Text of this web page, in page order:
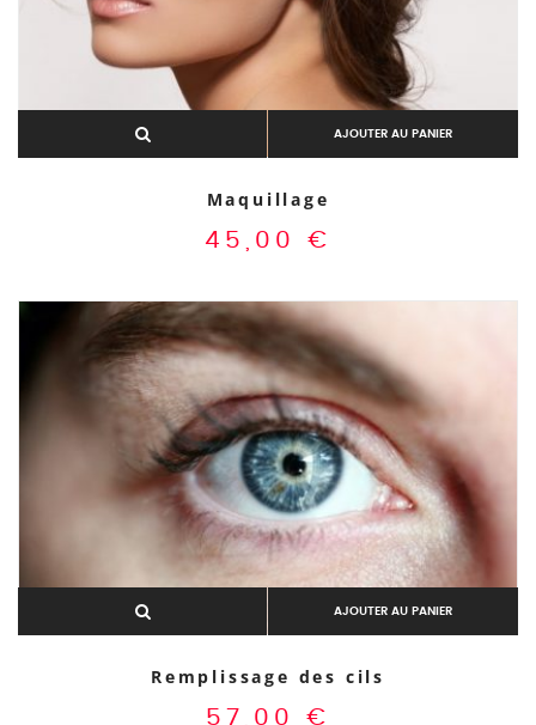
AJOUTER AU PANIER
Maquillage
45,00 €
AJOUTER AU PANIER
Remplissage des cils
57,00 €